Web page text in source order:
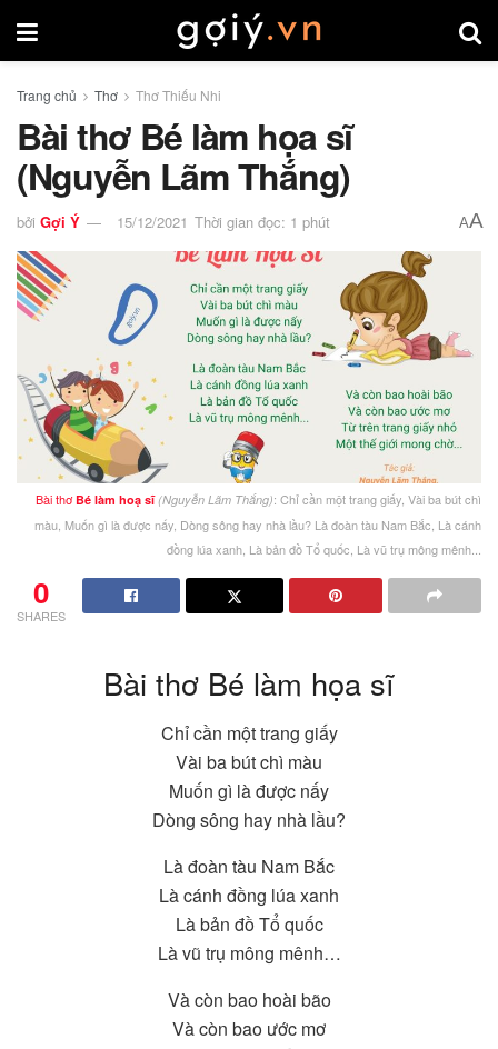
Trang chủ Thơ Thơ Thiếu Nhi
Bài thơ Bé làm họa sĩ
(Nguyễn Lãm Thắng)
bởi Gợi Ý 15/12/2021 Thời gian đọc: 1 phút AA
Bài thơBé làm hoạ sĩ (Nguyễn Lãm Thắng): Chỉ cần một trang giấy, Vài ba bút chì
màu, Muốn gì là được nấy, Dòng sông hay nhà lầu? Là đoàn tàu Nam Bắc, Là cánh
đồng lúa xanh, Là bản đồ Tổ quốc, Là vũ trụ mông mênh...
0
SHARES
Bài thơ Bé làm họa sĩ
Chỉ cần một trang giấy
Vài ba bút chì màu
Muốn gì là được nấy
Dòng sông hay nhà lầu?
Là đoàn tàu Nam Bắc
Là cánh đồng lúa xanh
Là bản đồ Tổ quốc
Là vũ trụ mông mênh…
Và còn bao hoài bão
Và còn bao ước mơ